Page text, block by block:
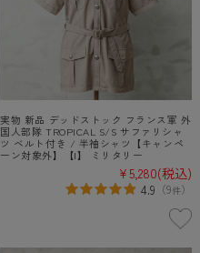
実物 新品 デッドストック フランス軍 外
国人部隊 TROPICAL S/S サファリシャ
ツ ベルト付き / 半袖シャツ【キャンペ
ーン対象外】【I】 ミリタリー
¥5,280(税込)
4.9 （9件）